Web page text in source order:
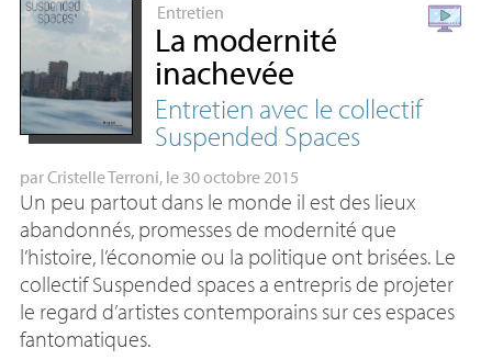
Entretien
La modernité
inachevée
Entretien avec le collectif
Suspended Spaces
parCristelle Terroni, le 30 octobre 2015
Un peu partout dans le monde il est des lieux
abandonnés, promesses de modernité que
l’histoire, l’économie ou la politique ont brisées. Le
collectif Suspended spaces a entrepris de projeter
le regard d’artistes contemporains sur ces espaces
fantomatiques.